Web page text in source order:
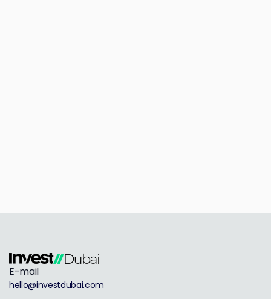
E-mail
hello@investdubai.com